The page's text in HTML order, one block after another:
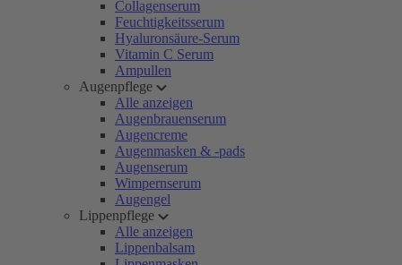
Collagenserum
Feuchtigkeitsserum
Hyaluronsäure-Serum
Vitamin C Serum
Ampullen
Augenpflege
Alle anzeigen
Augenbrauenserum
Augencreme
Augenmasken & -pads
Augenserum
Wimpernserum
Augengel
Lippenpflege
Alle anzeigen
Lippenbalsam